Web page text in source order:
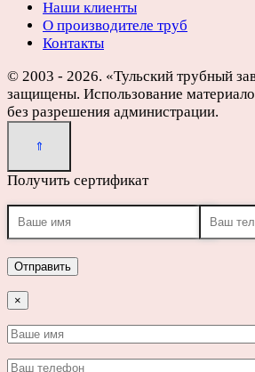
Наши клиенты
О производителе труб
Контакты
© 2003 - 2026. «Тульский трубный
защищены. Использование
без разрешения администрации.
Получить сертификат
×